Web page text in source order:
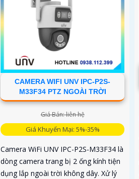
CAMERA WIFI UNV IPC-P2S-
M33F34 PTZ NGOÀI TRỜI
Giá Bán: liên hệ
Giá Khuyến Mại: 5%-35%
Camera WiFi UNV IPC-P2S-M33F34 là
dòng camera trang bị 2 ống kính tiện
dụng lắp ngoài trời không dây. Xử lý